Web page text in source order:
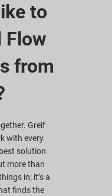
to
Flow
from
Greif
with every
solution
more than
in; it’s a
finds the